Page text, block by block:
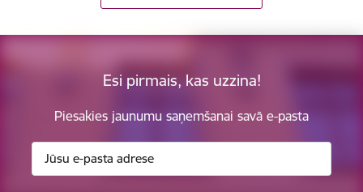
Esi pirmais, kas uzzina!
Piesakies jaunumu saņemšanai savā e-pasta